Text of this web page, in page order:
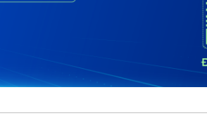
thưởng Sao Khuê 2026
Giải pháp Công nghệ
DOOH thế hệ mới: Khi
ngoài trời bước vào kỷ
liệu